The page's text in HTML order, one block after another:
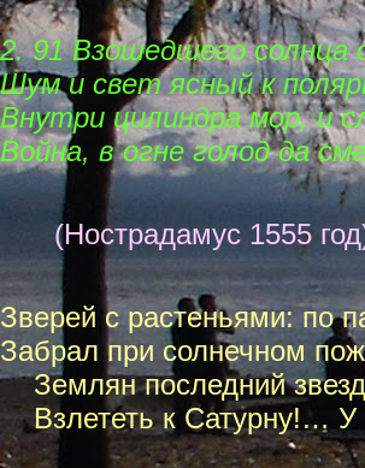
2. 91 Взошедшего солнца
Шум и свет ясный к
Внутри цилиндра мор, и
Война, в огне голод да
(Нострадамус 1555
Зверей с растеньями: по
Забрал при солнечном
Землян последний
Взлететь к Сатурну!… У